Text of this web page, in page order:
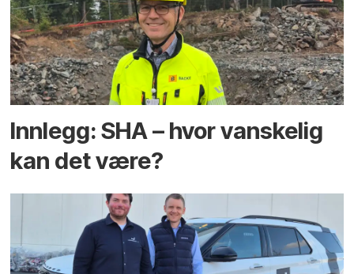
Innlegg: SHA – hvor vanskelig
kan det være?